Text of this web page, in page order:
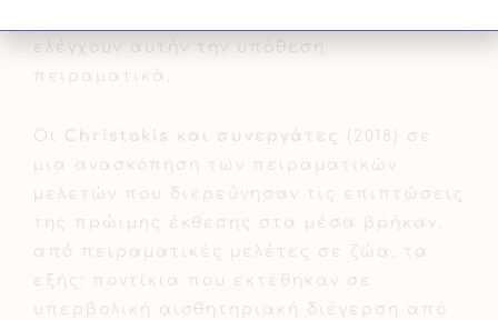
ελέγχουν αυτήν την υπόθεση
πειραματικά.
Οι Christakis και συνεργάτες
(2018) σε
μια ανασκόπηση των πειραματικών
μελετών που διερεύνησαν τις επιπτώσεις
της πρώιμης έκθεσης στα μέσα βρήκαν,
από πειραματικές μελέτες σε ζώα, τα
εξής: ποντίκια που εκτέθηκαν σε
υπερβολική αισθητηριακή διέγερση από